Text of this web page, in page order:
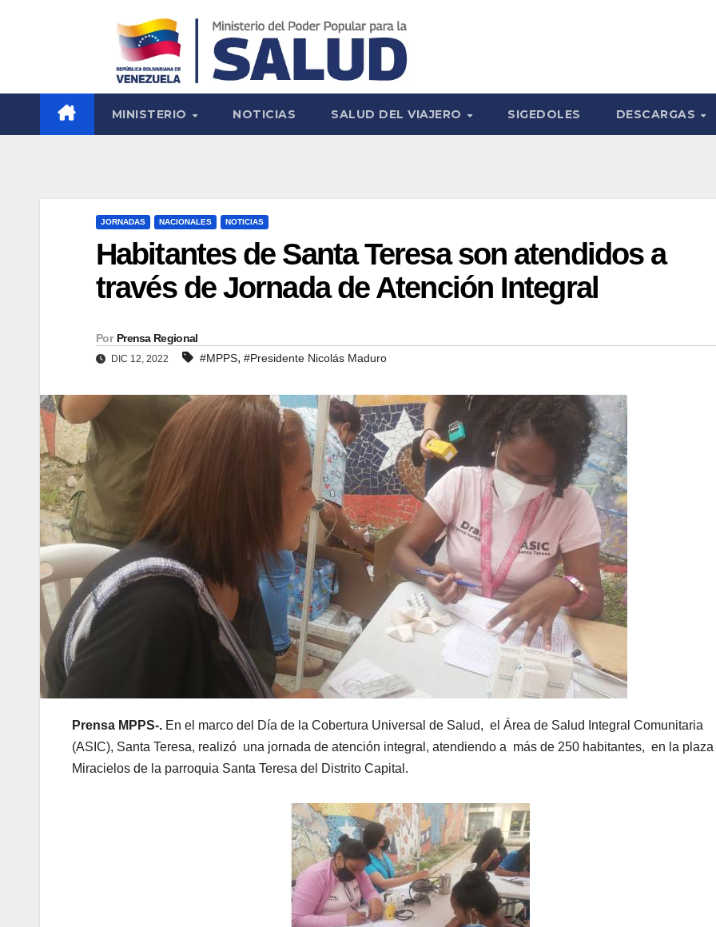
MINISTERIO NOTICIAS SALUD DEL VIAJERO SIGEDOLES DESCARGAS
JORNADAS NACIONALES NOTICIAS
Habitantes de Santa Teresa son atendidos a
través de Jornada de Atención Integral
Por Prensa Regional
DIC 12, 2022 #MPPS, #Presidente Nicolás Maduro
Prensa MPPS-. En el marco del Día de la Cobertura Universal de Salud, el Área de Salud Integral Comunitaria
(ASIC), Santa Teresa, realizó una jornada de atención integral, atendiendo a más de 250 habitantes, en la plaza
Miracielos de la parroquia Santa Teresa del Distrito Capital.